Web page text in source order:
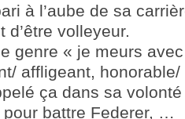
à l’aube de sa
d’être volleyeur.
genre « je meurs
affligeant,
ça dans sa
battre Federer, …